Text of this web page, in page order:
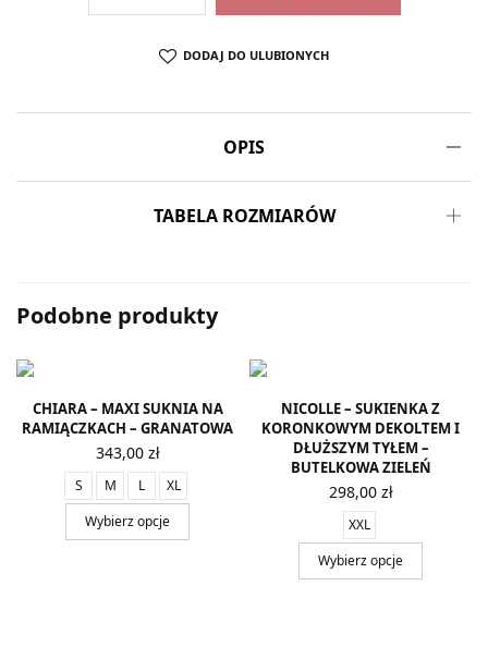
DODAJ DO ULUBIONYCH
OPIS
TABELA ROZMIARÓW
Podobne produkty
CHIARA – MAXI SUKNIA NA
RAMIĄCZKACH – GRANATOWA
343,00 zł
S M L
XL
Wybierz opcje
NICOLLE – SUKIENKA Z
KORONKOWYM DEKOLTEM I
DŁUŻSZYM TYŁEM –
BUTELKOWA ZIELEŃ
298,00 zł
XXL
Wybierz opcje